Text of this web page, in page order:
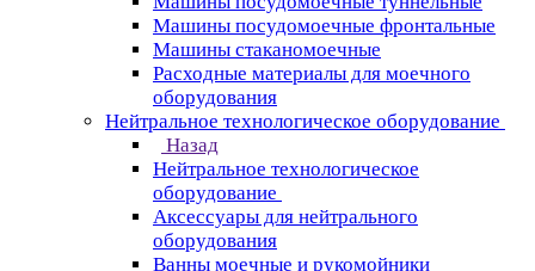
Машины посудомоечные фронтальные
Машины стаканомоечные
Расходные материалы для моечного
оборудования
Нейтральное технологическое оборудование
Назад
Нейтральное технологическое
оборудование
Аксессуары для нейтрального
оборудования
Ванны моечные и рукомойники